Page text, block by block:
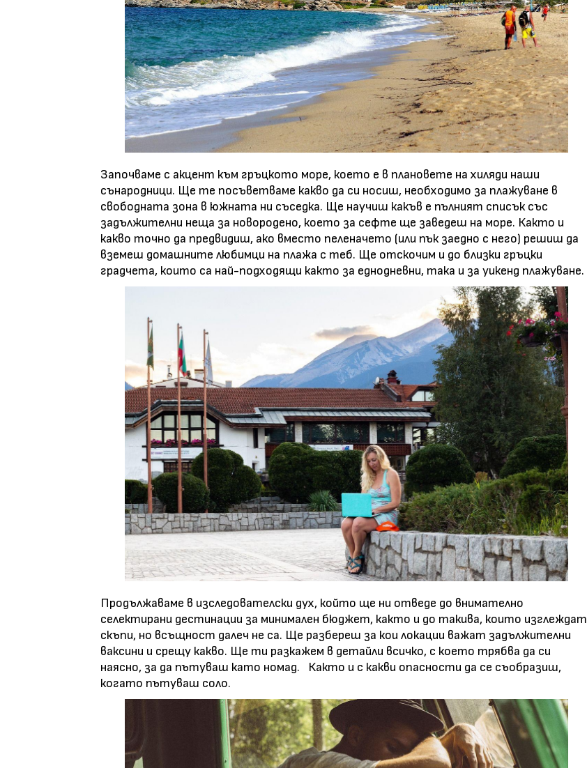
Започваме с акцент към гръцкото море, което е в плановете на хиляди наши
сънародници. Ще те посъветваме какво да си носиш, необходимо за плажуване в
свободната зона в южната ни съседка. Ще научиш какъв е пълният списък със
задължителни неща за новородено, което за сефте ще заведеш на море. Както и
какво точно да предвидиш, ако вместо пеленачето (или пък заедно с него) решиш да
вземеш домашните любимци на плажа с теб. Ще отскочим и до близки гръцки
градчета, които са най-подходящи както за еднодневни, така и за уикенд плажуване.
Продължаваме в изследователски дух, който ще ни отведе до внимателно
селектирани дестинации за минимален бюджет, както и до такива, които изглеждат
скъпи, но всъщност далеч не са. Ще разбереш за кои локации важат задължителни
ваксини и срещу какво. Ще ти разкажем в детайли всичко, с което трябва да си
наясно, за да пътуваш като номад. Както и с какви опасности да се съобразиш,
когато пътуваш соло.